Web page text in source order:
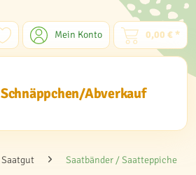
Mein Konto 0,00 € *
Schnäppchen/Abverkauf
Saatgut Saatbänder / Saatteppiche